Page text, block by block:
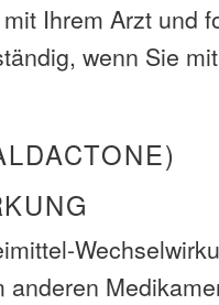
Ihrem Arzt und
wenn Sie
anderen